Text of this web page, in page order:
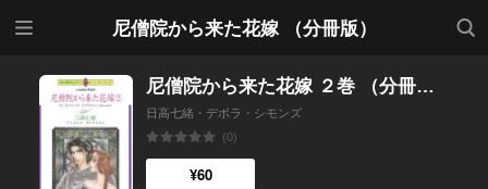
尼僧院から来た花嫁 （分冊版）
検索
尼僧院から来た花嫁 ２巻 （分冊版）12話
日高七緒・デボラ・シモンズ
(0)
¥60